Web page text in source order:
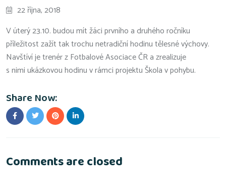
22 října, 2018
V úterý 23.10. budou mít žáci prvního a druhého ročníku
příležitost zažít tak trochu netradiční hodinu tělesné výchovy.
Navštíví je trenér z Fotbalové Asociace ČR a zrealizuje
s nimi ukázkovou hodinu v rámci projektu Škola v pohybu.
Share Now:
Comments are closed